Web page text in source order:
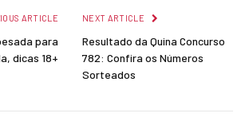
ARTICLE
para
dicas 18+
NEXT ARTICLE
Resultado da Quina Concurso
782: Confira os Números
Sorteados